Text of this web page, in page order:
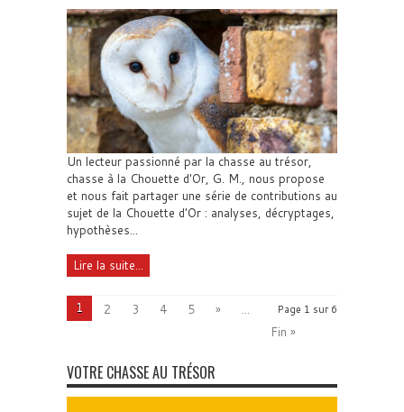
Un lecteur passionné par la chasse au trésor,
chasse à la Chouette d'Or, G. M., nous propose
et nous fait partager une série de contributions au
sujet de la Chouette d'Or : analyses, décryptages,
hypothèses...
Lire la suite...
Page 1 sur 6
1 2 3 4 5 »
...
Fin »
VOTRE CHASSE AU TRÉSOR